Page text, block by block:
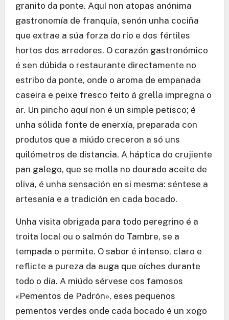
granito da ponte. Aquí non atopas anónima
gastronomía de franquía, senón unha cociña
que extrae a súa forza do río e dos fértiles
hortos dos arredores. O corazón gastronómico
é sen dúbida o restaurante directamente no
estribo da ponte, onde o aroma de empanada
caseira e peixe fresco feito á grella impregna o
ar. Un pincho aquí non é un simple petisco; é
unha sólida fonte de enerxía, preparada con
produtos que a miúdo creceron a só uns
quilómetros de distancia. A háptica do crujiente
pan galego, que se molla no dourado aceite de
oliva, é unha sensación en si mesma: séntese a
artesanía e a tradición en cada bocado.
Unha visita obrigada para todo peregrino é a
troita local ou o salmón do Tambre, se a
tempada o permite. O sabor é intenso, claro e
reflicte a pureza da auga que oíches durante
todo o día. A miúdo sérvese cos famosos
«Pementos de Padrón», eses pequenos
pementos verdes onde cada bocado é un xogo